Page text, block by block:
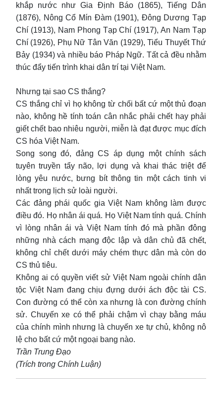
khắp nước như Gia Định Báo (1865), Tiếng Dân
(1876), Nông Cổ Mín Đàm (1901), Đông Dương Tạp
Chí (1913), Nam Phong Tạp Chí (1917), An Nam Tạp
Chí (1926), Phụ Nữ Tân Văn (1929), Tiểu Thuyết Thứ
Bảy (1934) và nhiều báo Pháp Ngữ. Tất cả đều nhằm
thúc đẩy tiến trình khai dân trí tại Việt Nam.
Nhưng tại sao CS thắng?
CS thắng chỉ vì họ không từ chối bất cứ một thủ đoạn
nào, không hề tính toán cân nhắc phải chết hay phải
giết chết bao nhiêu người, miễn là đạt được mục đích
CS hóa Việt Nam.
Song song đó, đảng CS áp dụng một chính sách
tuyên truyền tẩy não, lợi dụng và khai thác triệt để
lòng yêu nước, bưng bít thông tin một cách tinh vi
nhất trong lịch sử loài người.
Các đảng phái quốc gia Việt Nam không làm được
điều đó. Họ nhân ái quá. Họ Việt Nam tính quá. Chính
vì lòng nhân ái và Việt Nam tính đó mà phần đông
những nhà cách mạng độc lập và dân chủ đã chết,
không chỉ chết dưới máy chém thực dân mà còn do
CS thủ tiêu.
Không ai có quyền viết sử Việt Nam ngoài chính dân
tộc Việt Nam đang chịu đựng dưới ách độc tài CS.
Con đường có thể còn xa nhưng là con đường chính
sử. Chuyến xe có thể phải chậm vì chạy bằng máu
của chính mình nhưng là chuyến xe tự chủ, không nô
lệ cho bất cứ một ngoại bang nào.
Trần Trung Đạo
(Trích trong Chính Luận)